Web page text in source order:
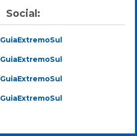
Social:
GuiaExtremoSul
GuiaExtremoSul
GuiaExtremoSul
GuiaExtremoSul